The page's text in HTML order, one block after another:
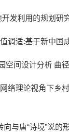
发利用的规划研
调适:基于新中
空间设计分析 曲
络理论视角下
与唐“诗境”说